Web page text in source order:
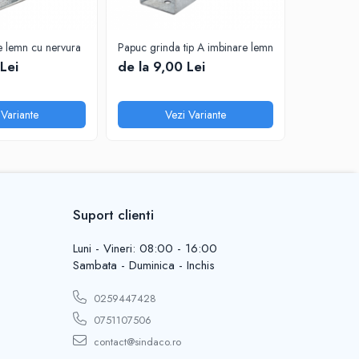
lemn cu nervura Papuc grinda tip A imbinare lemn
de la 9,00 Lei
Vezi Variante
Suport clienti
Luni - Vineri: 08:00 - 16:00
Sambata - Duminica - Inchis
0259447428
0751107506
contact@sindaco.ro